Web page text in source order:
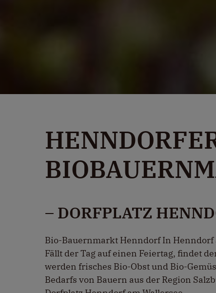
– DORFPLATZ
Bio-Bauernmarkt Henndorf In
Fällt der Tag auf einen Feiertag, findet
werden frisches Bio-Obst und Bio-
Bedarfs von Bauern aus der Region